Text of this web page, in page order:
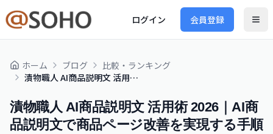
ログイン 会員登録
ホーム ブログ
比較・ランキング
漬物職人 AI商品説明文 活用術 2026｜AI商品説明文で商品ページ改善を実現する手順
漬物職人 AI商品説明文 活用術 2026｜AI商
品説明文で商品ページ改善を実現する手順